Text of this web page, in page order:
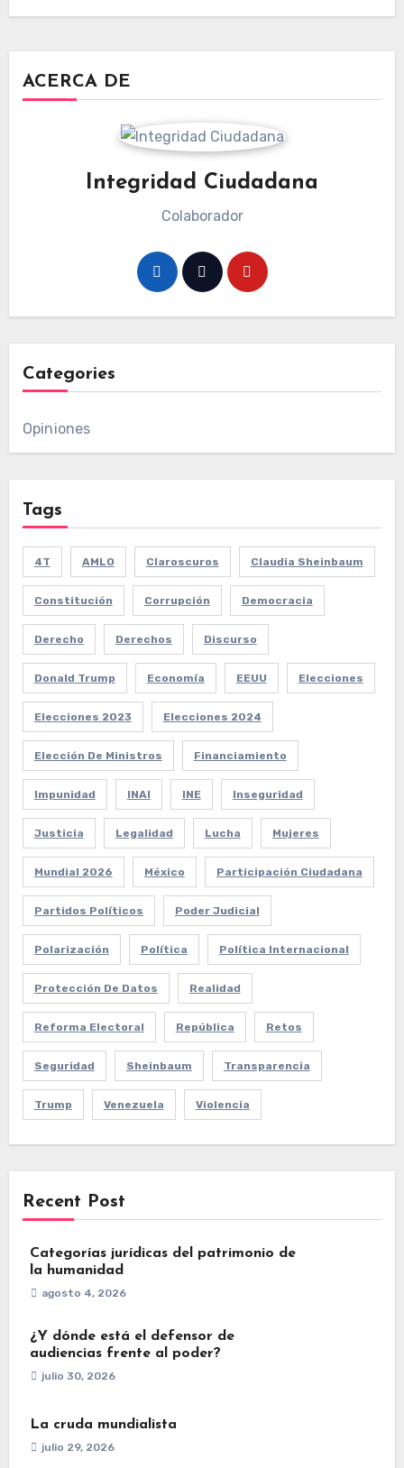
ACERCA DE
Integridad Ciudadana
Colaborador
Categories
Opiniones
Tags
4T AMLO Claroscuros Claudia Sheinbaum
Constitución Corrupción Democracia
Derecho Derechos Discurso
Donald Trump Economía EEUU Elecciones
Elecciones 2023 Elecciones 2024
Elección De Ministros Financiamiento
Impunidad INAI INE Inseguridad
Justicia Legalidad Lucha Mujeres
Mundial 2026 México Participación Ciudadana
Partidos Políticos Poder Judicial
Polarización Política Política Internacional
Protección De Datos Realidad
Reforma Electoral República Retos
Seguridad Sheinbaum Transparencia
Trump Venezuela Violencia
Recent Post
Categorías jurídicas del patrimonio de
la humanidad
agosto 4, 2026
¿Y dónde está el defensor de
audiencias frente al poder?
julio 30, 2026
La cruda mundialista
julio 29, 2026